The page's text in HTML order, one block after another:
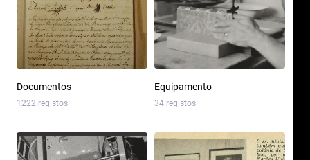
Documentos
1222 registos
Equipamento
34 registos